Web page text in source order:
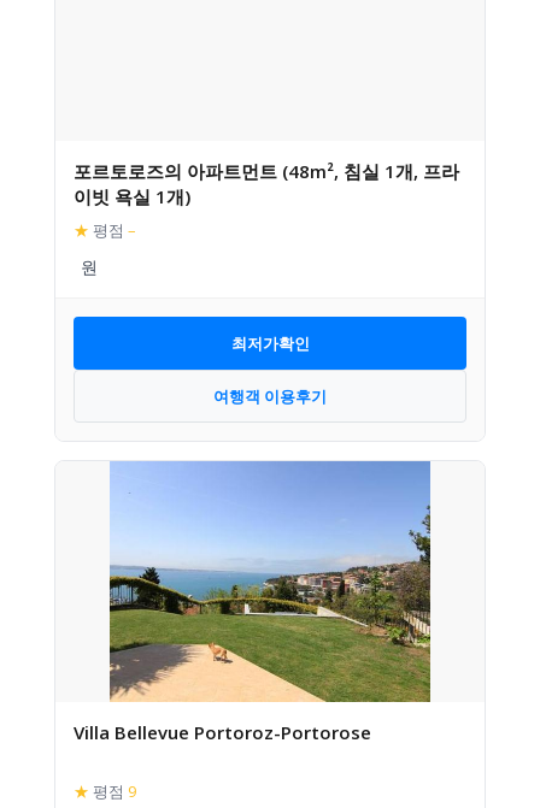
포르토로즈의 아파트먼트 (48m², 침실 1개, 프라
이빗 욕실 1개)
★ 평점 –
최저가확인
여행객 이용후기
Villa Bellevue Portoroz-Portorose
★ 평점 9